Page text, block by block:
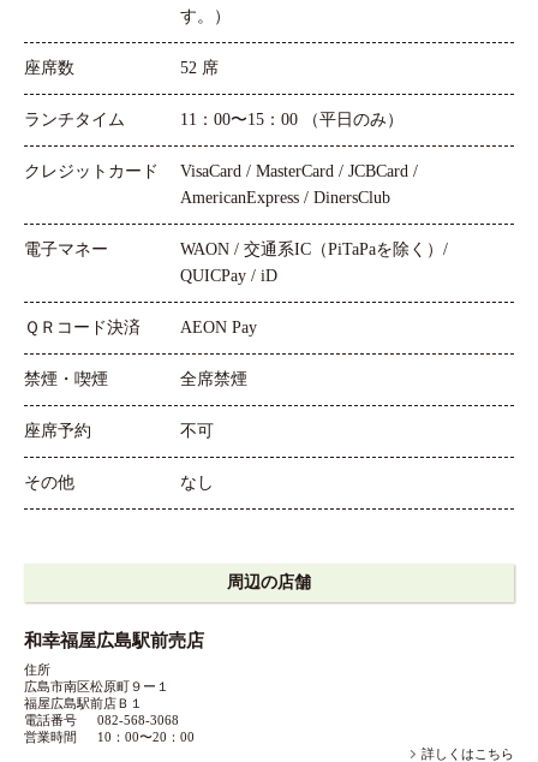
す。）
座席数 52 席
ランチタイム 11：00〜15：00 （平日のみ）
クレジットカード
VisaCard / MasterCard / JCBCard /
AmericanExpress / DinersClub
電子マネー
WAON / 交通系IC（PiTaPaを除く）/
QUICPay / iD
ＱＲコード決済 AEON Pay
禁煙・喫煙 全席禁煙
座席予約 不可
その他 なし
周辺の店舗
和幸福屋広島駅前売店
住所
広島市南区松原町９ー１
福屋広島駅前店Ｂ１
電話番号
082-568-3068
営業時間
10：00〜20：00
詳しくはこちら